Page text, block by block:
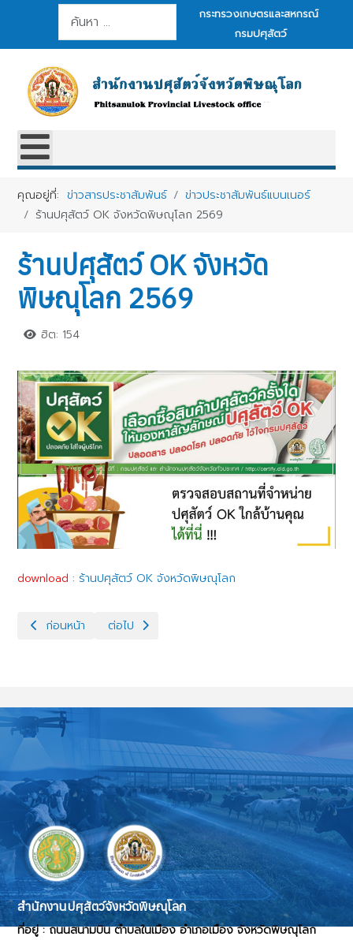
การค้นหา
กระทรวงเกษตรและสหกรณ์
กรมปศุสัตว์
คุณอยู่ที่:ข่าวสารประชาสัมพันธ์
ข่าวประชาสัมพันธ์แบนเนอร์
ร้านปศุสัตว์ OK จังหวัดพิษณุโลก 2569
ร้านปศุสัตว์ OK จังหวัด
พิษณุโลก 2569
ฮิต: 154
download: ร้านปศุสัตว์ OK จังหวัดพิษณุโลก
เนื้อหาก่อนหน้า: NO Gift Policy
ก่อนหน้า เนื้อหาถัดไป: ขอเชิญเลือกชมเลือกซื้อ เนื้อวัว ราค
ต่อไป
สำนักงานปศุสัตว์จังหวัดพิษณุโลก
ที่อยู่ : ถนนสนามบิน ตำบลในเมือง อำเภอเมือง จังหวัดพิษณุโลก